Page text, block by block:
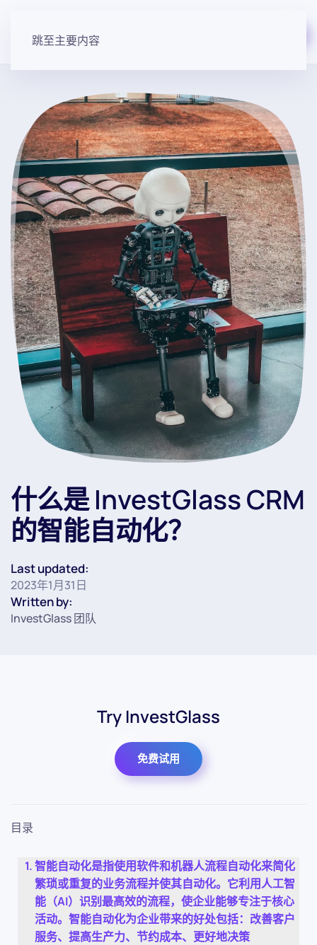
跳至主要内容
什么是 InvestGlass CRM
的智能自动化？
Last updated:
2023年1月31日
Written by:
InvestGlass 团队
Try InvestGlass
免费试用
目录
智能自动化是指使用软件和机器人流程自动化来简化
繁琐或重复的业务流程并使其自动化。它利用人工智
能（AI）识别最高效的流程，使企业能够专注于核心
活动。智能自动化为企业带来的好处包括：改善客户
服务、提高生产力、节约成本、更好地决策